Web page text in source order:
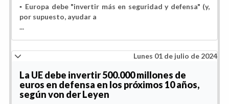
▪️ Europa debe "invertir más en seguridad y defensa" (y,
por supuesto, ayudar a
...
Lunes 01 de julio de 2024
La UE debe invertir 500.000 millones de
euros en defensa en los próximos 10 años,
según von der Leyen